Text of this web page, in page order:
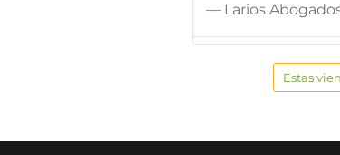
— Larios
Estas